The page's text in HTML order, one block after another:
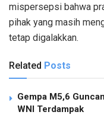
mispersepsi bahwa
pihak yang masih
tetap digalakkan.
Related Posts
Gempa M5,6
WNI Terdampak